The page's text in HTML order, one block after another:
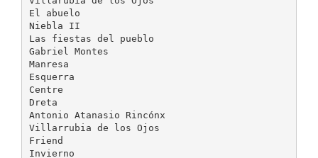
El abuelo
Niebla II
Las fiestas del pueblo
Gabriel Montes
Manresa
Esquerra
Centre
Dreta
Antonio Atanasio Rincónx
Villarrubia de los Ojos
Friend
Invierno